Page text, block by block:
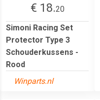
€ 18.20
Simoni Racing Set
Protector Type 3
Schouderkussens -
Rood
Winparts.nl